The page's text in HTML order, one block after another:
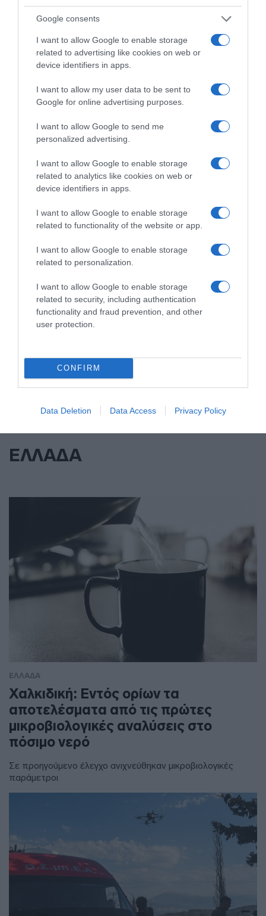
Google consents
I want to allow Google to enable storage
related to advertising like cookies on web or
device identifiers in apps.
I want to allow my user data to be sent to
Google for online advertising purposes.
I want to allow Google to send me
personalized advertising.
I want to allow Google to enable storage
related to analytics like cookies on web or
device identifiers in apps.
I want to allow Google to enable storage
related to functionality of the website or app.
I want to allow Google to enable storage
related to personalization.
I want to allow Google to enable storage
related to security, including authentication
functionality and fraud prevention, and other
user protection.
CONFIRM
Data Deletion Data Access Privacy Policy
ΣΧΟΛΙΑ
ΕΛΛΑΔΑ
ΕΛΛΑΔΑ
Χαλκιδική: Εντός ορίων τα
αποτελέσματα από τις πρώτες
μικροβιολογικές αναλύσεις στο
πόσιμο νερό
Σε προηγούμενο έλεγχο ανιχνεύθηκαν μικροβιολογικές
παράμετροι